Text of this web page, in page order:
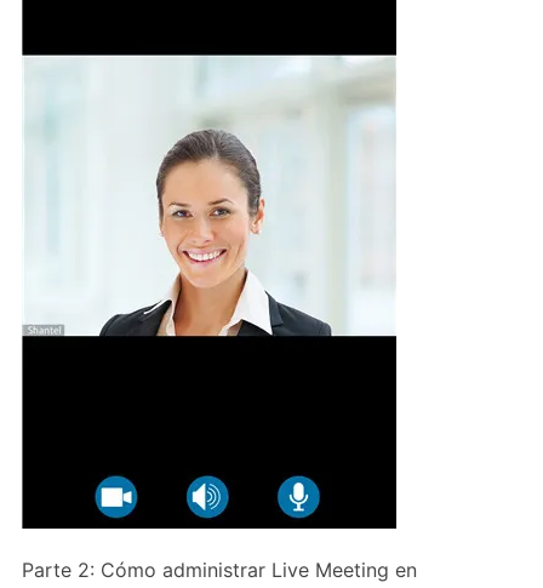
Parte 2: Cómo administrar Live Meeting en